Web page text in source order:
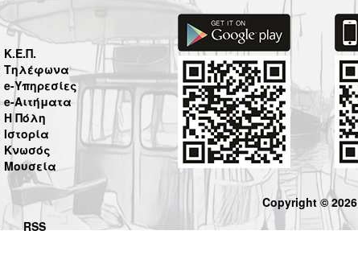
Κ.Ε.Π.
Τηλέφωνα
e-Υπηρεσίες
e-Αιτήματα
Η Πόλη
Ιστορία
Κνωσός
Μουσεία
RSS
Copyright © 2026